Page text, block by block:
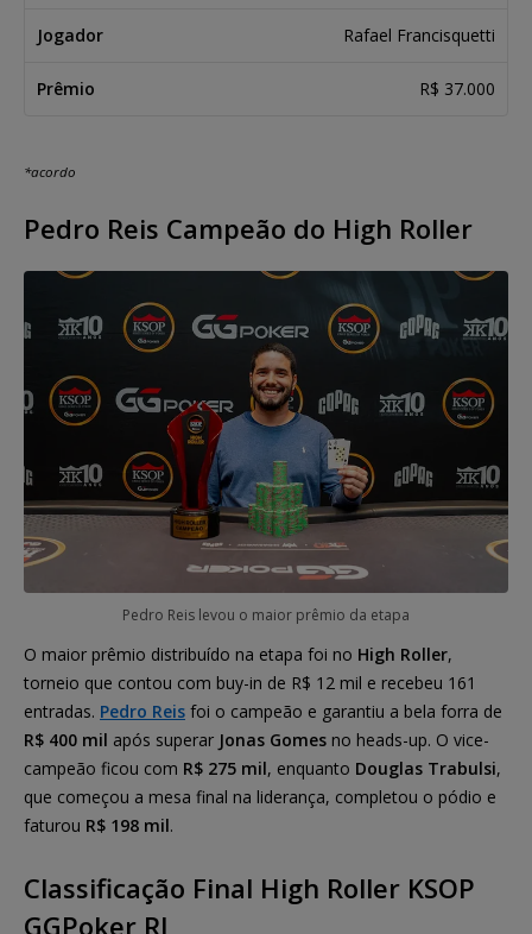
Rafael Francisquetti
R$ 37.000
*acordo
Pedro Reis Campeão do High Roller
Pedro Reis levou o maior prêmio da etapa
O maior prêmio distribuído na etapa foi no High Roller,
torneio que contou com buy-in de R$ 12 mil e recebeu 161
entradas. Pedro Reis foi o campeão e garantiu a bela forra de
R$ 400 mil após superar Jonas Gomes no heads-up. O vice-
campeão ficou com R$ 275 mil, enquanto Douglas Trabulsi,
que começou a mesa final na liderança, completou o pódio e
faturou R$ 198 mil.
Classificação Final High Roller KSOP
GGPoker RJ